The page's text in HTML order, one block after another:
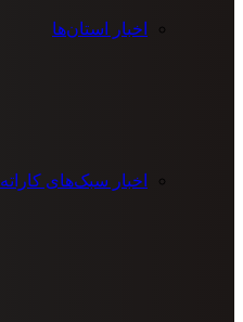
اخبار استان‌ها
اخبار سبک‌های کاراته